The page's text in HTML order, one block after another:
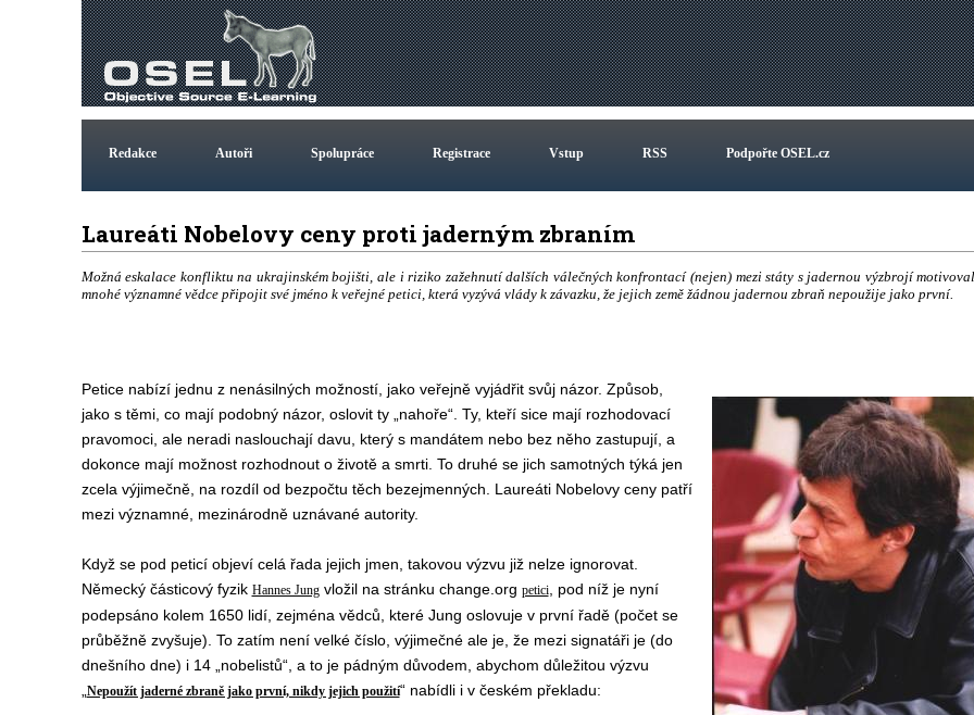
Redakce Autoři Spolupráce Registrace Vstup RSS Podpořte OSEL.cz
Laureáti Nobelovy ceny proti jaderným zbraním
Možná eskalace konfliktu na ukrajinském bojišti, ale i riziko zažehnutí dalších válečných konfrontací (nejen) mezi státy s jadernou výzbrojí
mnohé významné vědce připojit své jméno k veřejné petici, která vyzývá vlády k závazku, že jejich země žádnou jadernou zbraň nepoužije jako první.
Petice nabízí jednu z nenásilných možností, jako veřejně vyjádřit svůj názor. Způsob,
jako s těmi, co mají podobný názor, oslovit ty „nahoře“. Ty, kteří sice mají rozhodovací
pravomoci, ale neradi naslouchají davu, který s mandátem nebo bez něho zastupují, a
dokonce mají možnost rozhodnout o životě a smrti. To druhé se jich samotných týká jen
zcela výjimečně, na rozdíl od bezpočtu těch bezejmenných. Laureáti Nobelovy ceny patří
mezi významné, mezinárodně uznávané autority.
Když se pod peticí objeví celá řada jejich jmen, takovou výzvu již nelze ignorovat.
Německý částicový fyzik Hannes Jungvložil na stránku change.org petici, pod níž je nyní
podepsáno kolem 1650 lidí, zejména vědců, které Jung oslovuje v první řadě (počet se
průběžně zvyšuje). To zatím není velké číslo, výjimečné ale je, že mezi signatáři je (do
dnešního dne) i 14 „nobelistů“, a to je pádným důvodem, abychom důležitou výzvu
Nepoužít jaderné zbraně jako první, nikdy jejich použití“ nabídli i v českém překladu: